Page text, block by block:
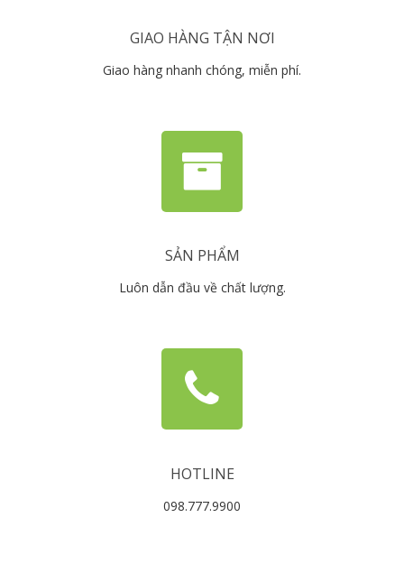
GIAO HÀNG TẬN NƠI
Giao hàng nhanh chóng, miễn phí.
SẢN PHẨM
Luôn dẫn đầu về chất lượng.
HOTLINE
098.777.9900